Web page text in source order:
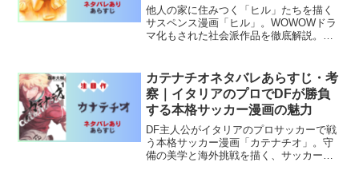
他人の家に住みつく「ヒル」たちを描く
サスペンス漫画「ヒル」。WOWOWドラ
マ化もされた社会派作品を徹底解説。存
カテナチオネタバレあらすじ・考
察｜イタリアのプロでDFが勝負
する本格サッカー漫画の魅力
DF主人公がイタリアのプロサッカーで戦
う本格サッカー漫画「カテナチオ」。守
備の美学と海外挑戦を描く、サッカー漫